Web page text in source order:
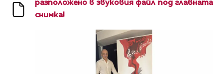
разположено в звуковия файл под главната
снимка!